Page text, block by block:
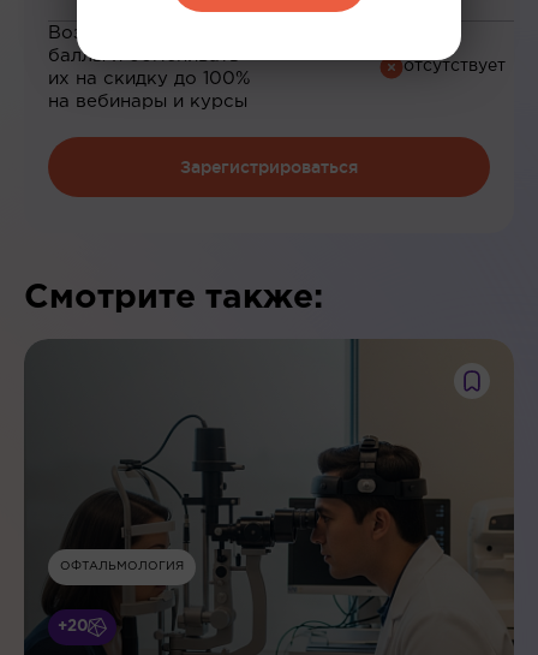
Возможность зарабатывать
баллы и обменивать
их на скидку до 100%
на вебинары и курсы
Зарегистрироваться
Смотрите также:
ОФТАЛЬМОЛОГИЯ
+20